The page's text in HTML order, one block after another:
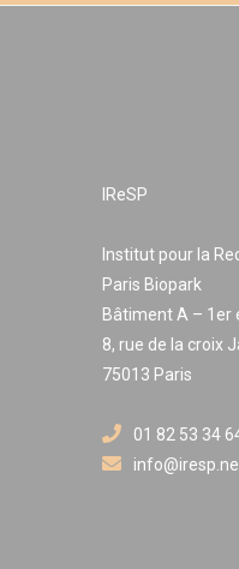
IReSP
Institut pour la
Paris Biopark
Bâtiment A – 1er
8, rue de la croix
75013 Paris
01 82 53 34